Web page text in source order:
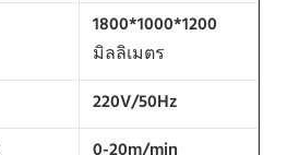
1800*1000*1200
มิลลิเมตร
220V/50Hz